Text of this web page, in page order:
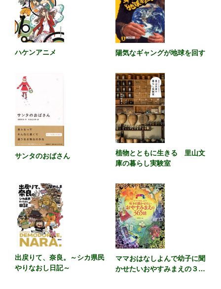
ハケンアニメ 陽気なギャングが地球を回す
サンタのおばさん
植物とともに生きる 里山文
庫の暮らし実験室
出戻りて、奈良。～シカ県民
やりなおし日記～
ママおはなしよんで幼子に聞
かせたいおやすみまえの３６